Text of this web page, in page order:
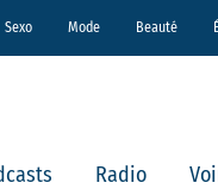
Sexo Mode Beauté
Radio